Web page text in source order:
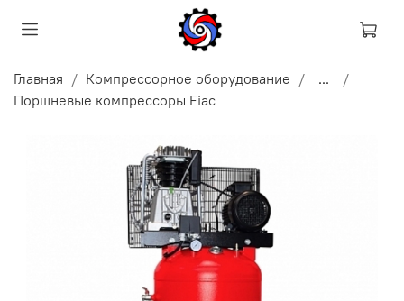
Главная Компрессорное оборудование
...
Поршневые компрессоры Fiac